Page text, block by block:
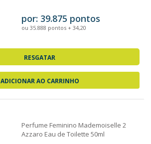
por: 39.875 pontos
ou 35.888 pontos + 34,20
RESGATAR
ADICIONAR AO CARRINHO
Perfume Feminino Mademoiselle 2
Azzaro Eau de Toilette 50ml